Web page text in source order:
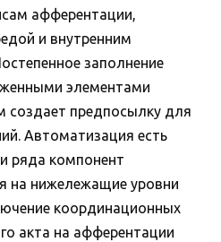
афферентации,
и внутренним
заполнение
элементами
создает предпосылку для
Автоматизация есть
ряда компонент
на нижележащие уровни
координационных
акта на афферентации